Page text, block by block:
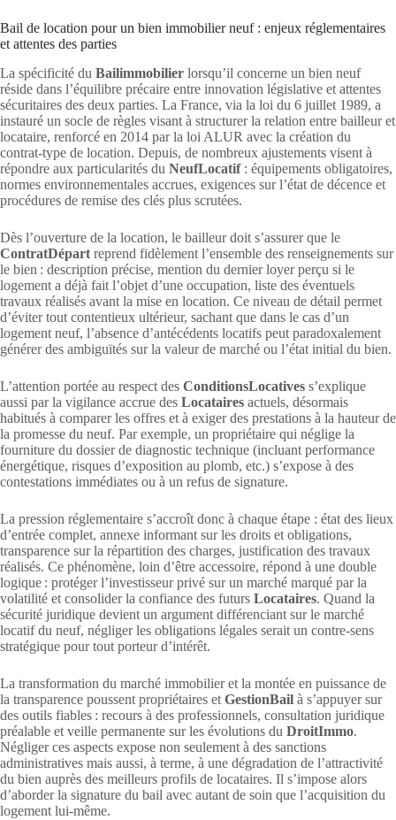
Bail de location pour un bien immobilier neuf : enjeux réglementaires
et attentes des parties
La spécificité du Bailimmobilier lorsqu’il concerne un bien neuf
réside dans l’équilibre précaire entre innovation législative et attentes
sécuritaires des deux parties. La France, via la loi du 6 juillet 1989, a
instauré un socle de règles visant à structurer la relation entre bailleur et
locataire, renforcé en 2014 par la loi ALUR avec la création du
contrat-type de location. Depuis, de nombreux ajustements visent à
répondre aux particularités du NeufLocatif: équipements obligatoires,
normes environnementales accrues, exigences sur l’état de décence et
procédures de remise des clés plus scrutées.
Dès l’ouverture de la location, le bailleur doit s’assurer que le
ContratDépart reprend fidèlement l’ensemble des renseignements sur
le bien : description précise, mention du dernier loyer perçu si le
logement a déjà fait l’objet d’une occupation, liste des éventuels
travaux réalisés avant la mise en location. Ce niveau de détail permet
d’éviter tout contentieux ultérieur, sachant que dans le cas d’un
logement neuf, l’absence d’antécédents locatifs peut paradoxalement
générer des ambiguïtés sur la valeur de marché ou l’état initial du bien.
L’attention portée au respect des ConditionsLocatives s’explique
aussi par la vigilance accrue des Locataires actuels, désormais
habitués à comparer les offres et à exiger des prestations à la hauteur de
la promesse du neuf. Par exemple, un propriétaire qui néglige la
fourniture du dossier de diagnostic technique (incluant performance
énergétique, risques d’exposition au plomb, etc.) s’expose à des
contestations immédiates ou à un refus de signature.
La pression réglementaire s’accroît donc à chaque étape : état des lieux
d’entrée complet, annexe informant sur les droits et obligations,
transparence sur la répartition des charges, justification des travaux
réalisés. Ce phénomène, loin d’être accessoire, répond à une double
logique : protéger l’investisseur privé sur un marché marqué par la
volatilité et consolider la confiance des futurs Locataires. Quand la
sécurité juridique devient un argument différenciant sur le marché
locatif du neuf, négliger les obligations légales serait un contre-sens
stratégique pour tout porteur d’intérêt.
La transformation du marché immobilier et la montée en puissance de
la transparence poussent propriétaires et GestionBail à s’appuyer sur
des outils fiables : recours à des professionnels, consultation juridique
préalable et veille permanente sur les évolutions du DroitImmo.
Négliger ces aspects expose non seulement à des sanctions
administratives mais aussi, à terme, à une dégradation de l’attractivité
du bien auprès des meilleurs profils de locataires. Il s’impose alors
d’aborder la signature du bail avec autant de soin que l’acquisition du
logement lui-même.